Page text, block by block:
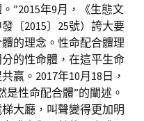
”2015年9月，《生態文
〔2015〕25號）誇大要
的理念。性命配合體理
的性命體，在這平生命
贏。2017年10月18日，
是性命配合體”的闡述。
大廳，叫聲變得更加明